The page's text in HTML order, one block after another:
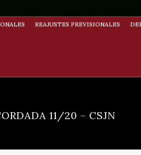
REAJUSTES PREVISIONALES
11/20 – CSJN